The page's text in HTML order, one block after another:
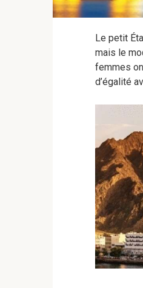
Le petit
mais le
femmes
d’égalité